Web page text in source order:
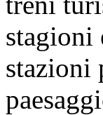
stagioni
stazioni